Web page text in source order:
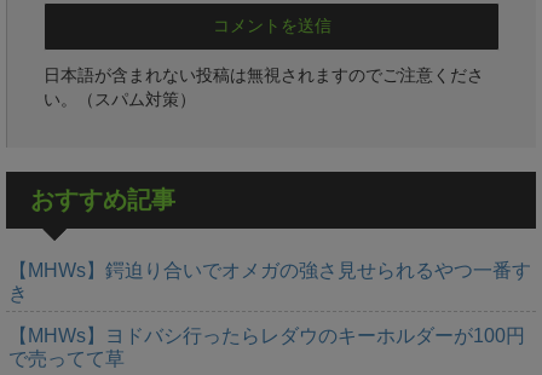
日本語が含まれない投稿は無視されますのでご注意くださ
い。（スパム対策）
おすすめ記事
【MHWs】鍔迫り合いでオメガの強さ見せられるやつ一番す
き
【MHWs】ヨドバシ行ったらレダウのキーホルダーが100円
で売ってて草